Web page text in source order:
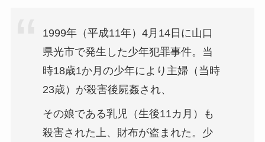
1999年（平成11年）4月14日に山口
県光市で発生した少年犯罪事件。当
時18歳1か月の少年により主婦（当時
23歳）が殺害後屍姦され、
その娘である乳児（生後11カ月）も
殺害された上、財布が盗まれた。少